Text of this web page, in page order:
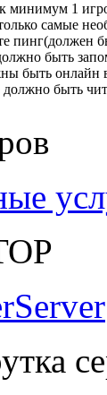
минимум 1
самые
пинг(должен
быть
быть онлайн
должно быть